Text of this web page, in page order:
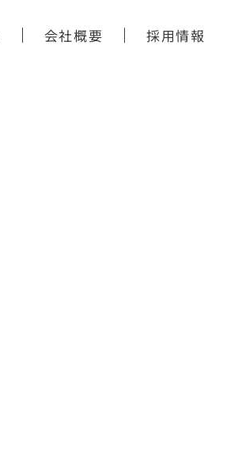
会社概要 採用情報